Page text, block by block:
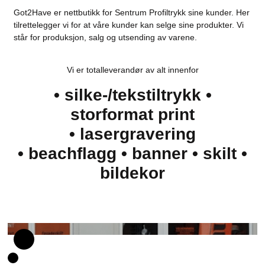
Got2Have er nettbutikk for Sentrum Profiltrykk sine kunder. Her
tilrettelegger vi for at våre kunder kan selge sine produkter. Vi
står for produksjon, salg og utsending av varene.
Vi er totalleverandør av alt innenfor
• silke-/tekstiltrykk •
storformat print
• lasergravering
• beachflagg • banner • skilt •
bildekor